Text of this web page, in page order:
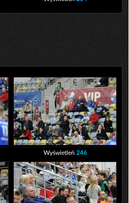
Wyświetleń 246